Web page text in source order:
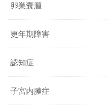
卵巣嚢腫
更年期障害
認知症
子宮内膜症